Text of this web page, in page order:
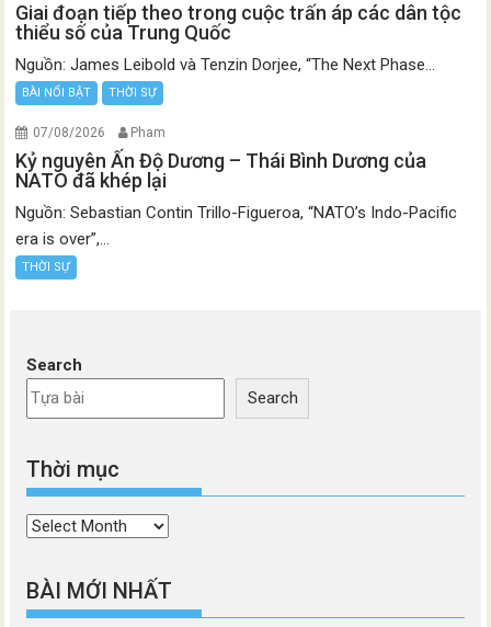
Giai đoạn tiếp theo trong cuộc trấn áp các dân tộc
thiểu số của Trung Quốc
Nguồn: James Leibold và Tenzin Dorjee, “The Next Phase...
BÀI NỔI BẬT THỜI SỰ
07/08/2026 Pham
Kỷ nguyên Ấn Độ Dương – Thái Bình Dương của
NATO đã khép lại
Nguồn: Sebastian Contin Trillo-Figueroa, “NATO’s Indo-Pacific
era is over”,...
THỜI SỰ
Search
Search
Thời mục
Thời
BÀI MỚI NHẤT